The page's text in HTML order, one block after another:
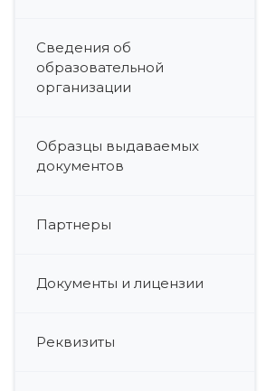
Сведения об
образовательной
организации
Образцы выдаваемых
документов
Партнеры
Документы и лицензии
Реквизиты